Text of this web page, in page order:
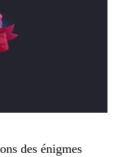
des énigmes